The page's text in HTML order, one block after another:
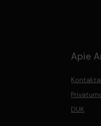
Apie
Kontaktai
DUK